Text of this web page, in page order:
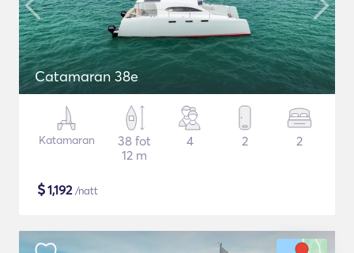
Catamaran 38e
Katamaran
38 fot
12 m
4 2 2
$1,192/natt